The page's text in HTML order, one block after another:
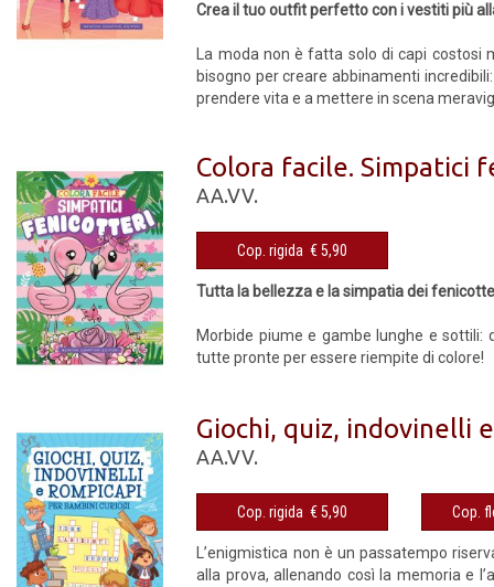
Crea il tuo outfit perfetto con i vestiti più
La moda non è fatta solo di capi
bisogno per creare abbinamenti
prendere vita e a mettere in scena
Colora facile. Simpatici
AA.VV.
Cop. rigida € 5,90
Tutta la bellezza e la simpatia dei
Morbide piume e gambe lunghe e
tutte pronte per essere riempite di colore!
Giochi, quiz, indovinelli
AA.VV.
Cop. rigida € 5,90
L’enigmistica non è un passatempo
alla prova, allenando così la memoria e